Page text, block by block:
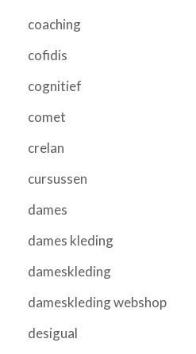
coaching
cofidis
cognitief
comet
crelan
cursussen
dames
dames kleding
dameskleding
dameskleding webshop
desigual